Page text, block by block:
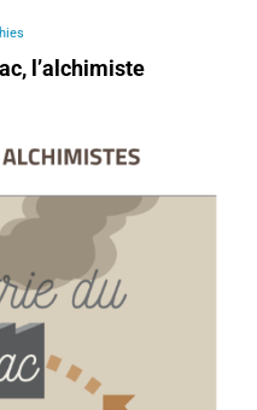
l’alchimiste